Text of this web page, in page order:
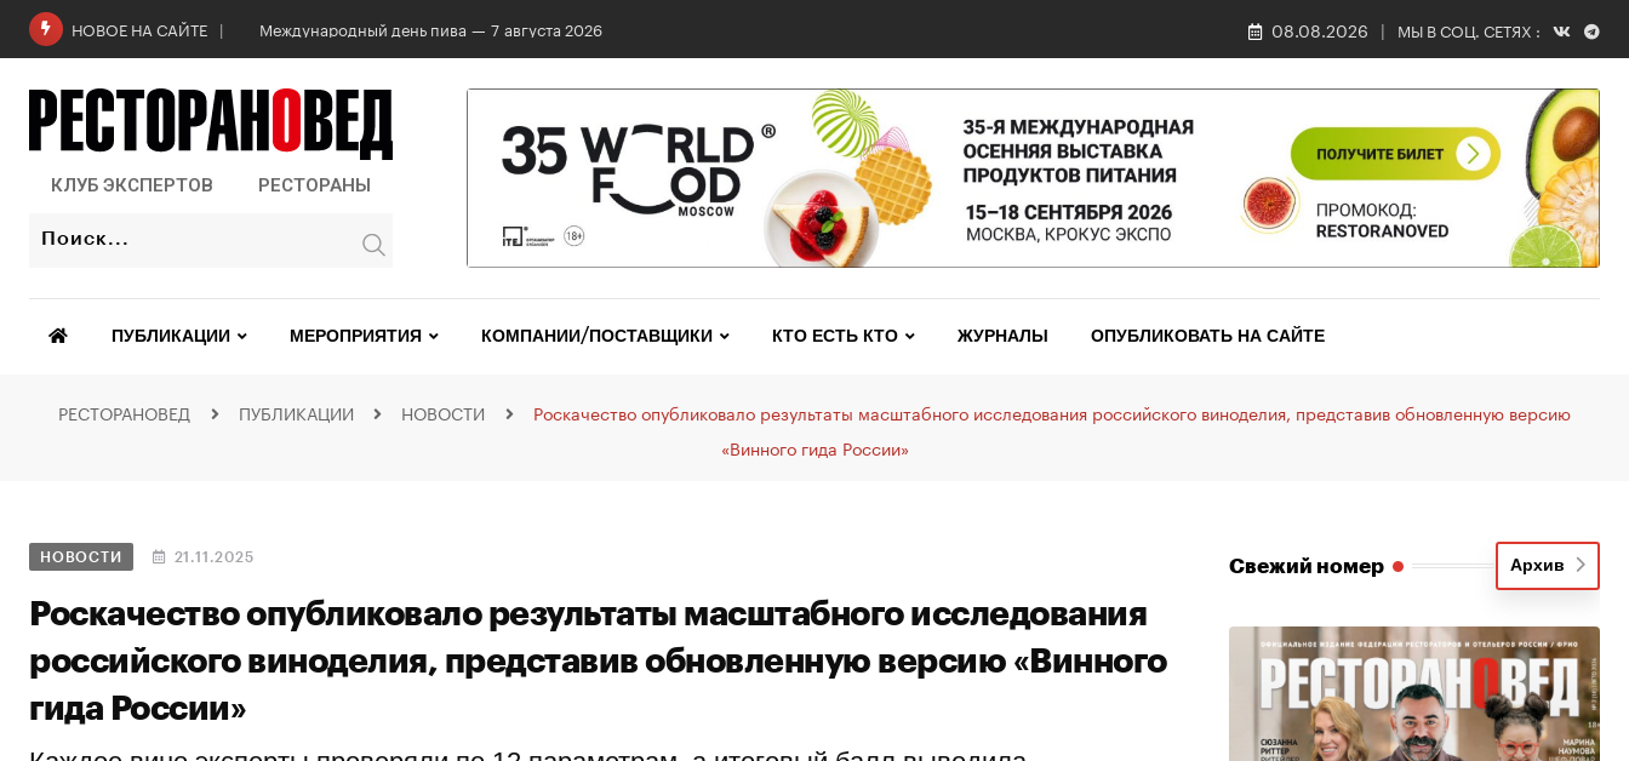
НОВОЕ НА САЙТЕ Международный день пива — 7 августа 2026 08.08.2026 МЫ В СОЦ. СЕТЯХ :
КЛУБ ЭКСПЕРТОВ РЕСТОРАНЫ
ПУБЛИКАЦИИ МЕРОПРИЯТИЯ КОМПАНИИ/ПОСТАВЩИКИ КТО ЕСТЬ КТО ЖУРНАЛЫ ОПУБЛИКОВАТЬ НА САЙТЕ
РЕСТОРАНОВЕД ПУБЛИКАЦИИ НОВОСТИ
Роскачество опубликовало результаты масштабного исследования российского виноделия, представив обновленную версию
«Винного гида России»
НОВОСТИ 21.11.2025
Роскачество опубликовало результаты масштабного исследования
российского виноделия, представив обновленную версию «Винного
гида России»
Свежий номер Архив